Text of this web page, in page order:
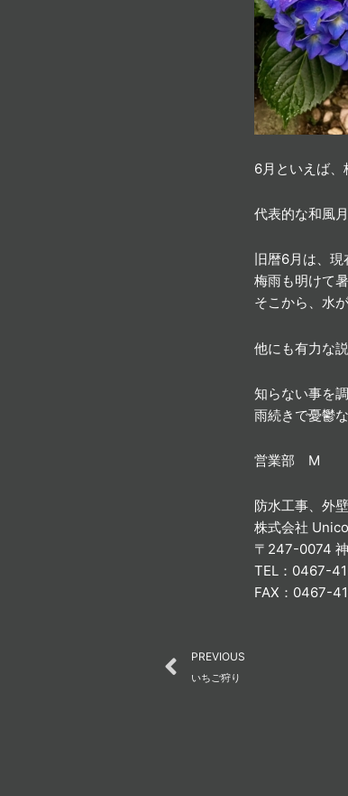
6月といえば、
代表的な和風
旧暦6月は、現
梅雨も明けて
そこから、水
他にも有力な
知らない事を
雨続きで憂鬱
営業部 M
防水工事、外
株式会社 Unico
〒247-0074
TEL：0467-
FAX：0467-
Prev
PREVIOUS
いちご狩り